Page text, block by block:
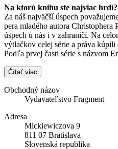
Na ktorú knihu ste najviac hrdí?
Za náš najväčší úspech
pera mladého autora
úspech u nás i v zahraničí. Na
výtlačkov celej série a práva
Podľa prvej časti série s názvom
Čítať viac
Obchodný názov
Vydavateľstvo Fragment
Adresa
Mickiewiczova 9
811 07 Bratislava
Slovenská republika